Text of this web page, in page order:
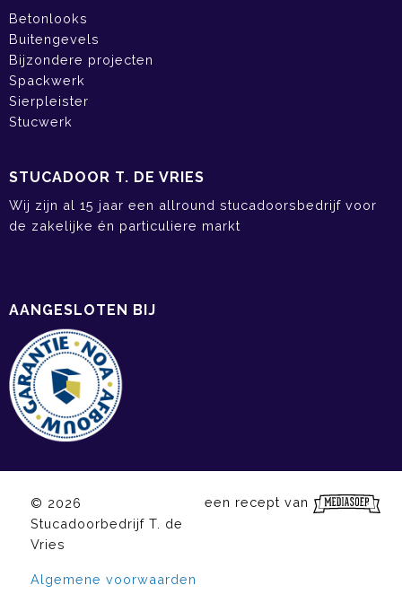
Betonlooks
Buitengevels
Bijzondere projecten
Spackwerk
Sierpleister
Stucwerk
STUCADOOR T. DE VRIES
Wij zijn al 15 jaar een allround stucadoorsbedrijf voor
de zakelijke én particuliere markt
AANGESLOTEN BIJ
© 2026
Stucadoorbedrijf T. de
Vries
Algemene voorwaarden
een recept van